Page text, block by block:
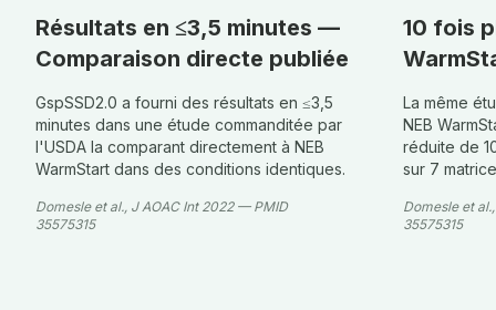
Résultats en ≤3,5 minutes —
Comparaison directe publiée
GspSSD2.0 a fourni des résultats en ≤3,5
minutes dans une étude commanditée par
l'USDA la comparant directement à NEB
WarmStart dans des conditions identiques.
Domesle et al., J AOAC Int 2022 — PMID
35575315
10 fois
La même
NEB
réduite de
sur 7
Domesle et
35575315